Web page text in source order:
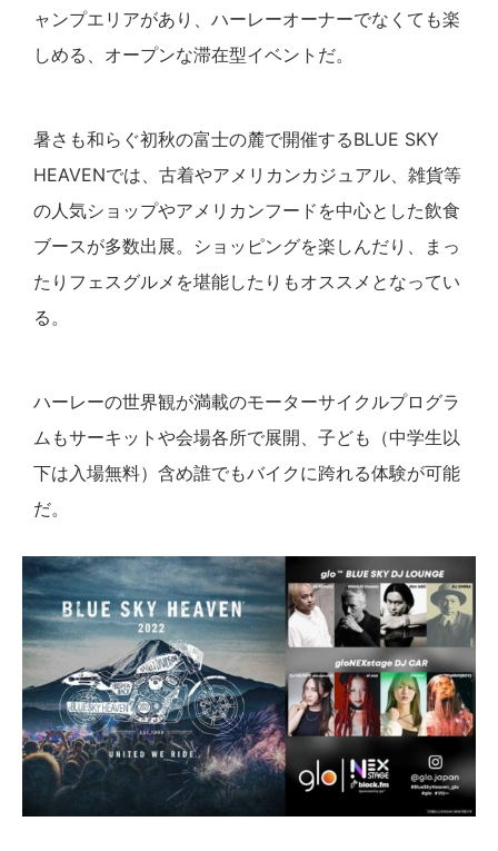
ャンプエリアがあり、ハーレーオーナーでなくても楽
しめる、オープンな滞在型イベントだ。
暑さも和らぐ初秋の富士の麓で開催するBLUE SKY
HEAVENでは、古着やアメリカンカジュアル、雑貨等
の人気ショップやアメリカンフードを中心とした飲食
ブースが多数出展。ショッピングを楽しんだり、まっ
たりフェスグルメを堪能したりもオススメとなってい
る。
ハーレーの世界観が満載のモーターサイクルプログラ
ムもサーキットや会場各所で展開、子ども（中学生以
下は入場無料）含め誰でもバイクに跨れる体験が可能
だ。